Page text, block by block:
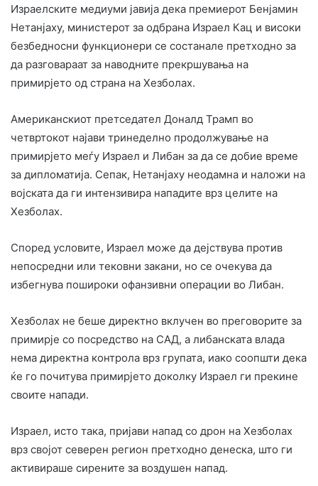
Израелските медиуми јавија дека премиерот Бенјамин
Нетанјаху, министерот за одбрана Израел Кац и високи
безбедносни функционери се состанале претходно за
да разговараат за наводните прекршувања на
примирјето од страна на Хезболах.
Американскиот претседател Доналд Трамп во
четвртокот најави тринеделно продолжување на
примирјето меѓу Израел и Либан за да се добие време
за дипломатија. Сепак, Нетанјаху неодамна и наложи на
војската да ги интензивира нападите врз целите на
Хезболах.
Според условите, Израел може да дејствува против
непосредни или тековни закани, но се очекува да
избегнува пошироки офанзивни операции во Либан.
Хезболах не беше директно вклучен во преговорите за
примирје со посредство на САД, а либанската влада
нема директна контрола врз групата, иако соопшти дека
ќе го почитува примирјето доколку Израел ги прекине
своите напади.
Израел, исто така, пријави напад со дрон на Хезболах
врз својот северен регион претходно денеска, што ги
активираше сирените за воздушен напад.